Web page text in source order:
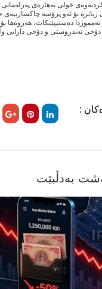
خولی بەهارەی
زیاترە بۆ ئەو پرۆسە
دەستیپێبکات، هەروەها
دۆخی تەندروستی و دۆخی دارایی
:
بەدڵبێت